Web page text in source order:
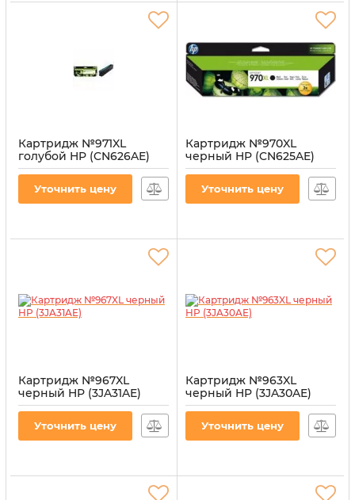
Картридж №971XL
голубой HP (CN626AE)
Артикул:CI-HP-CN626AE-C
Уточнить цену
Картридж №970XL
черный HP (CN625AE)
Артикул:CI-HP-CN625AE-B
Уточнить цену
Картридж №967XL
черный HP (3JA31AE)
Артикул:CI-HP-3JA31AE-B
Уточнить цену
Картридж №963XL
черный HP (3JA30AE)
Артикул:CI-HP-3JA30AE-B
Уточнить цену